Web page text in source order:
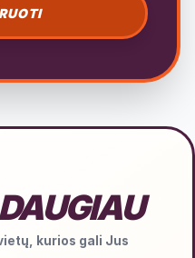
kurios gali Jus